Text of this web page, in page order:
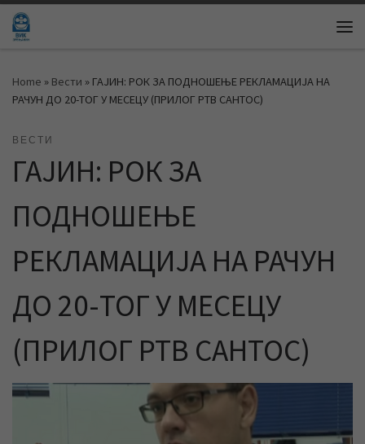
Skip to content
Home » Вести » ГАЈИН: РОК ЗА ПОДНОШЕЊЕ РЕКЛАМАЦИЈА НА
РАЧУН ДО 20-ТОГ У МЕСЕЦУ (ПРИЛОГ РТВ САНТОС)
ВЕСТИ
ГАЈИН: РОК ЗА
ПОДНОШЕЊЕ
РЕКЛАМАЦИЈА НА РАЧУН
ДО 20-ТОГ У МЕСЕЦУ
(ПРИЛОГ РТВ САНТОС)